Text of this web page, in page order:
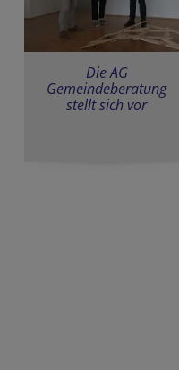
Die AG
Gemeindeberatung
stellt sich vor